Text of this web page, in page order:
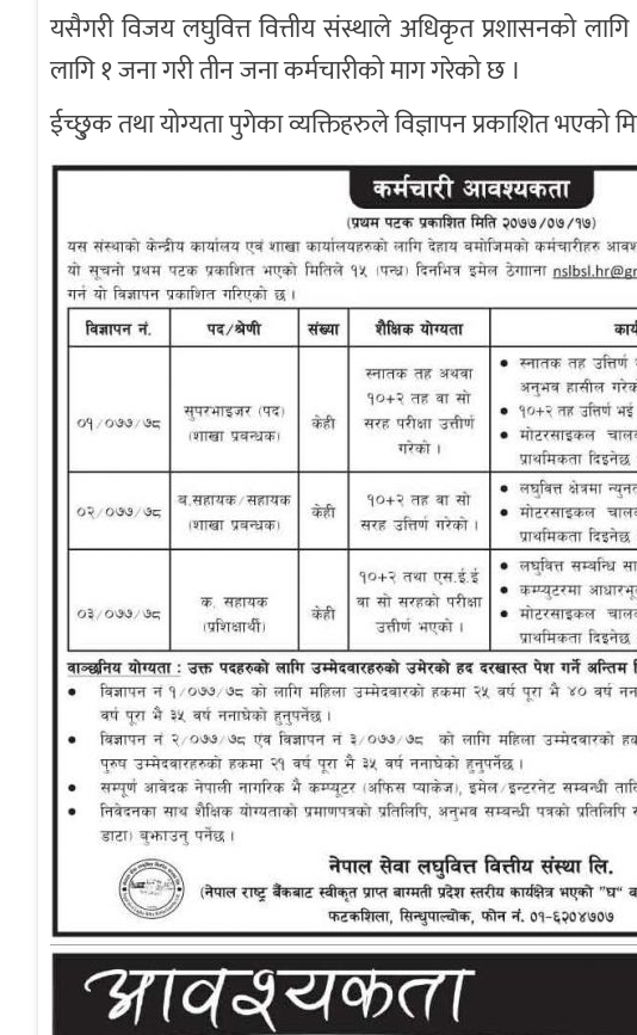
यसैगरी विजय लघुवित्त वित्तीय संस्थाले अधिकृत प्रशासनको
लागि १ जना गरी तीन जना कर्मचारीको माग गरेको छ ।
ईच्छु्क तथा योग्यता पुगेका व्यक्तिहरुले विज्ञापन प्रकाशित भएको